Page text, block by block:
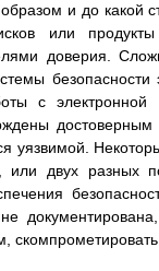
и до какой
или
доверия.
с электронной
достоверным
уязвимой.
или двух разных